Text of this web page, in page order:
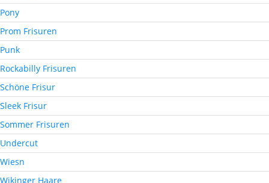
Pony
Prom Frisuren
Punk
Rockabilly Frisuren
Schöne Frisur
Sleek Frisur
Sommer Frisuren
Undercut
Wiesn
Wikinger Haare